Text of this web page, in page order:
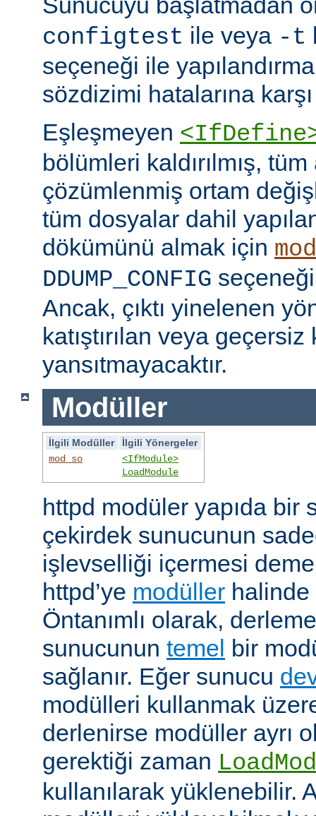
configtest ile veya -t
seçeneği ile yapılandırma
sözdizimi hatalarına
Eşleşmeyen
bölümleri kaldırılmış,
çözümlenmiş ortam
tüm dosyalar dahil
dökümünü almak için
DDUMP_CONFIG
Ancak, çıktı yinelenen
katıştırılan veya geçersiz
yansıtmayacaktır.
Modüller
İlgili Modüller
İlgili Yönergeler
mod_so
<IfModule>
LoadModule
httpd modüler yapıda bir
çekirdek sunucunun
işlevselliği içermesi
httpd’ye modüller
Öntanımlı olarak,
sunucunun temel
bir
sağlanır. Eğer sunucu
modülleri kullanmak
derlenirse modüller ayrı
gerektiği zaman
kullanılarak yüklenebilir.